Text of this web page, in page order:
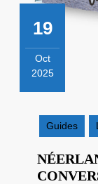
19
Oct
2025
2025
Guides